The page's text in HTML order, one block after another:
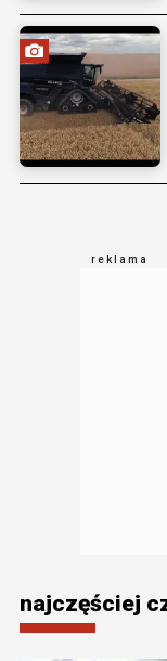
najczęściej